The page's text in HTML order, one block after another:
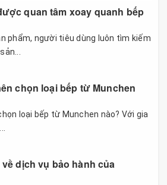
quan tâm xoay quanh bếp
phẩm, người tiêu dùng luôn tìm kiếm
chọn loại bếp từ Munchen
loại bếp từ Munchen nào? Với gia
dịch vụ bảo hành của